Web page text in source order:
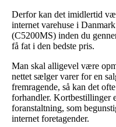
Derfor kan det imidlertid
internet varehuse i
(C5200MS) inden du
få fat i den bedste pris.
Man skal alligevel være
nettet sælger varer for en
fremragende, så kan det
forhandler. Kortbestillinger
foranstaltning, som
internet foretagender.